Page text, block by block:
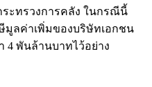
ระทรวงการคลัง ในกรณีนี้
ลค่าเพิ่มของบริษัทเอกชน
4 พันล้านบาทไว้อย่าง